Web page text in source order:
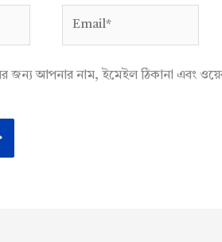
জন্য আপনার নাম, ইমেইল ঠিকানা এবং